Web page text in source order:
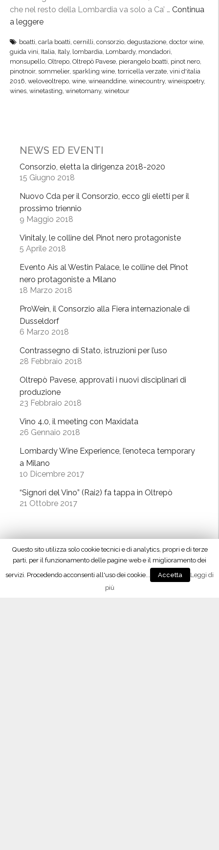
e
,
a
“
s
f
d
B
a
l
l
a
”
che nel resto della Lombardia va solo a Ca’ … Continua
a leggere
o
c
t
o
r
e
,
T
r
e
S
t
l
e
a
M
o
n
s
p
e
l
l
o
boatti, carla boatti, cernilli, consorzio, degustazione, doctor wine,
guida vini, Italia, Italy, lombardia, Lombardy, mondadori,
monsupello, Oltrepo, Oltrepò Pavese, pierangelo boatti, pinot nero,
pinotnoir, sommelier, sparkling wine, torricella verzate, vini d'italia
2016, weloveoltrepo, wine, wineanddine, winecountry, wineispoetry,
wines, winetasting, winetomany, winetour
NEWS ED EVENTI
Consorzio, eletta la dirigenza 2018-2020
15 Giugno 2018
Nuovo Cda per il Consorzio, ecco gli eletti per il
prossimo triennio
9 Maggio 2018
Vinitaly, le colline del Pinot nero protagoniste
5 Aprile 2018
Evento Ais al Westin Palace, le colline del Pinot
nero protagoniste a Milano
18 Marzo 2018
ProWein, il Consorzio alla Fiera internazionale di
Dusseldorf
6 Marzo 2018
Contrassegno di Stato, istruzioni per l’uso
28 Febbraio 2018
Oltrepò Pavese, approvati i nuovi disciplinari di
produzione
23 Febbraio 2018
Vino 4.0, il meeting con Maxidata
26 Gennaio 2018
Lombardy Wine Experience, l’enoteca temporary
a Milano
10 Dicembre 2017
“Signori del Vino” (Rai2) fa tappa in Oltrepò
21 Ottobre 2017
L’APP del Consorzio
Questo sito utilizza solo cookie tecnici e di analytics, propri e di terze
parti, per il funzionamento delle pagine web e il miglioramento dei
servizi. Procedendo acconsenti all'uso dei cookie...
Accetta
Leggi di
più